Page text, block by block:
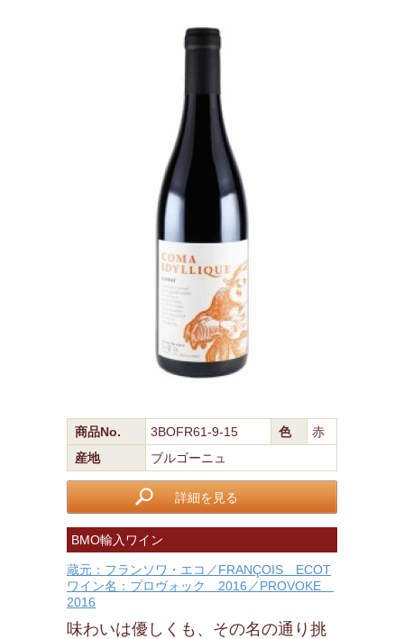
商品No. 3BOFR61-9-15 色
赤
産地
ブルゴーニュ
詳細を見る
BMO輸入ワイン
蔵元：フランソワ・エコ／FRANÇOIS ECOT
ワイン名：プロヴォック 2016／PROVOKE
2016
味わいは優しくも、その名の通り挑